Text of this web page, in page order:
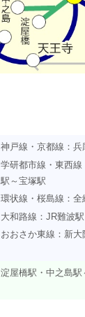
神戸線・京都線：
学研都市線・東西
駅～宝塚駅
環状線・桜島線：全
大和路線：JR難波
おおさか東線：新大
淀屋橋駅・中之島